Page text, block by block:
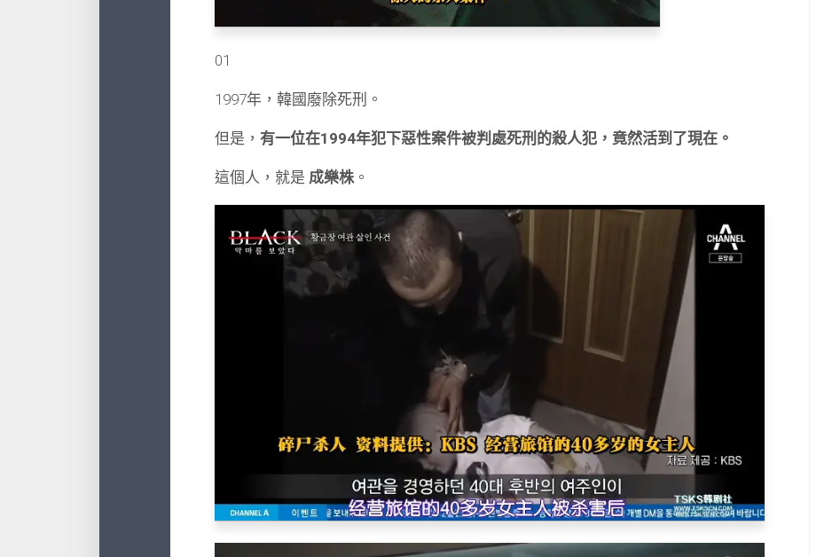
01
1997年，韓國廢除死刑。
但是， 有一位在1994年犯下惡性案件被判處死刑的殺人犯，竟然活到了現在。
這個人，就是 成樂株。